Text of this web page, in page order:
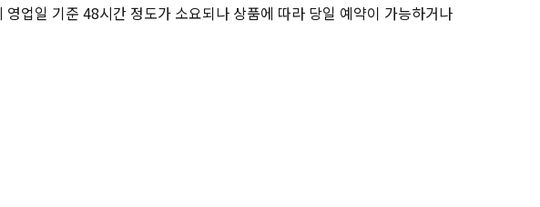
업일 기준 48시간 정도가 소요되나 상품에 따라 당일 예약이 가능하거나